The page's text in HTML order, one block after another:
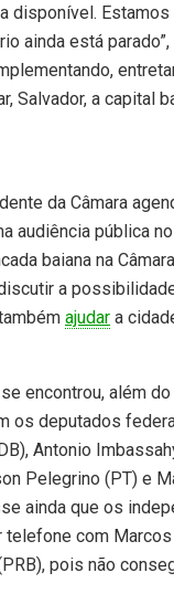
disponível.
ainda está
Salvador, a capital
da Câmara
audiência pública
baiana na
a
ajudar a
encontrou, além
os deputados
Antonio
Pelegrino (PT) e
ainda que os
telefone com
pois não